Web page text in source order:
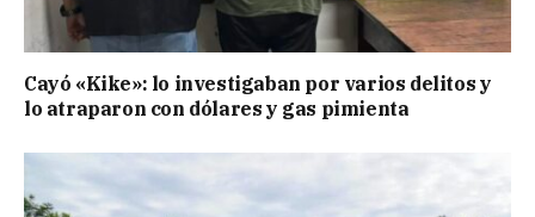
Cayó «Kike»: lo investigaban por varios delitos y
lo atraparon con dólares y gas pimienta